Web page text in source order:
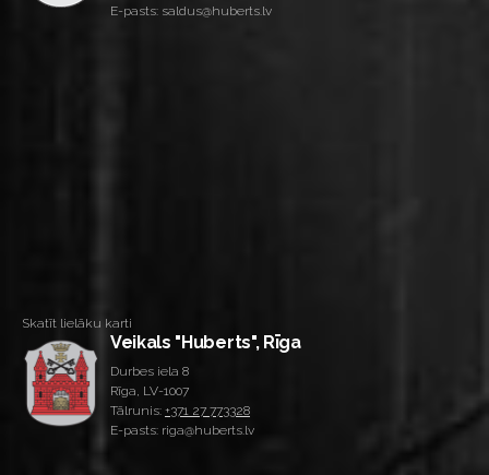
E-pasts: saldus@huberts.lv
Skatīt lielāku karti
Veikals "Huberts", Rīga
Durbes iela 8
Rīga, LV-1007
Tālrunis: +371 27 773328
E-pasts: riga@huberts.lv